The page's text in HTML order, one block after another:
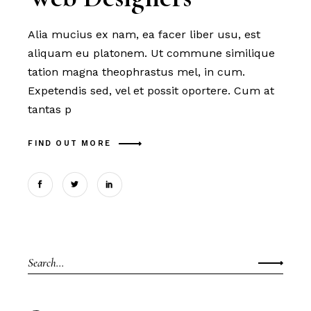
Alia mucius ex nam, ea facer liber usu, est
aliquam eu platonem. Ut commune similique
tation magna theophrastus mel, in cum.
Expetendis sed, vel et possit oportere. Cum at
tantas p
FIND OUT MORE
Search
for: